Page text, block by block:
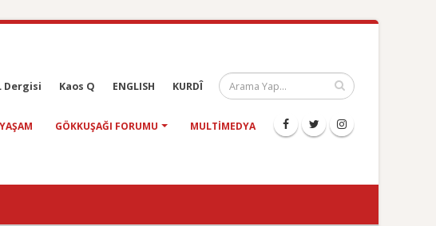
Dergisi Kaos Q ENGLISH KURDÎ
YAŞAM GÖKKUŞAĞI FORUMU MULTIMEDYA